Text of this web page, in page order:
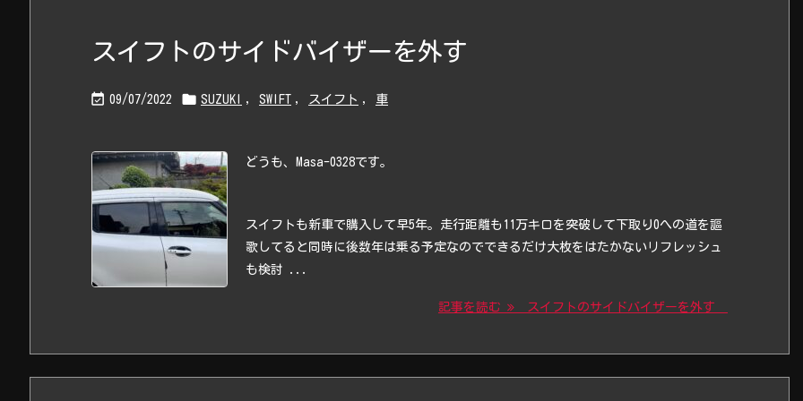
スイフトのサイドバイザーを外す
 09/07/2022  SUZUKI , SWIFT , スイフト , 車
どうも、Masa-0328です。
スイフトも新車で購入して早5年。走行距離も11万キロを突破して下取り0への道を謳
歌してると同時に後数年は乗る予定なのでできるだけ大枚をはたかないリフレッシュ
も検討 ...
記事を読む スイフトのサイドバイザーを外す